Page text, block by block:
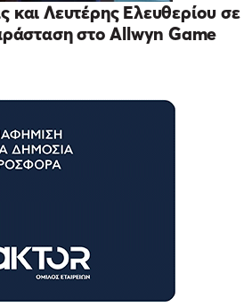
Λευτέρης Ελευθερίου σε
στο Allwyn Game